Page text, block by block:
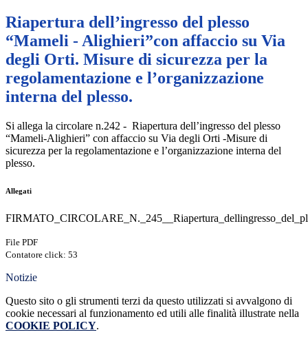
Riapertura dell’ingresso del plesso
“Mameli - Alighieri”con affaccio su Via
degli Orti. Misure di sicurezza per la
regolamentazione e l’organizzazione
interna del plesso.
Si allega la circolare n.242 - Riapertura dell’ingresso del plesso
“Mameli-Alighieri” con affaccio su Via degli Orti -Misure di
sicurezza per la regolamentazione e l’organizzazione interna del
plesso.
Allegati
File PDF
Contatore click: 53
Notizie
Questo sito o gli strumenti terzi da questo utilizzati si avvalgono di
cookie necessari al funzionamento ed utili alle finalità illustrate nella
COOKIE POLICY.